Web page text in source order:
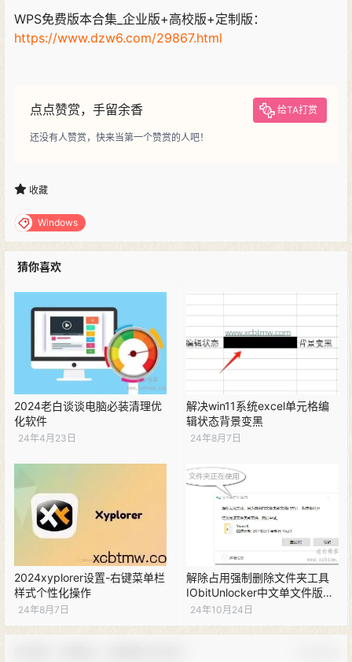
WPS免费版本合集_企业版+高校版+定制版：
https://www.dzw6.com/29867.html
点点赞赏，手留余香 给TA打赏
还没有人赞赏，快来当第一个赞赏的人吧！
收藏
Windows
猜你喜欢
2024老白谈谈电脑必装清理优
化软件
24年4月23日
解决win11系统excel单元格编
辑状态背景变黑
24年8月7日
2024xyplorer设置-右键菜单栏
样式个性化操作
24年8月7日
解除占用强制删除文件夹工具
IObitUnlocker中文单文件版
1.3.0.11
24年10月24日